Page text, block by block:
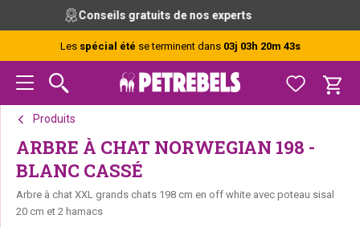
navigation
principale
principal
de
page
Conseils gratuits de nos experts
Les spécial été se terminent dans 03j 03h 20m 42s
Produits
ARBRE À CHAT NORWEGIAN 198 -
BLANC CASSÉ
Arbre à chat XXL grands chats 198 cm en off white avec poteau sisal
20 cm et 2 hamacs